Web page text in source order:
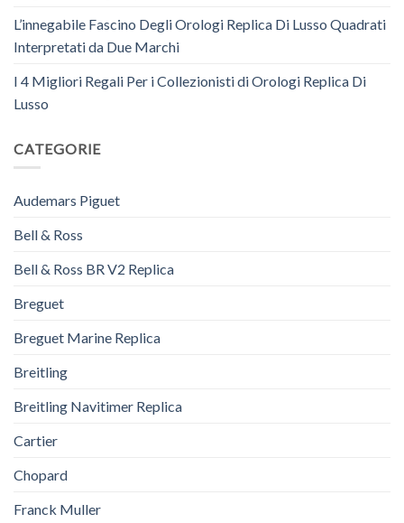
L’innegabile Fascino Degli Orologi Replica Di Lusso Quadrati
Interpretati da Due Marchi
I 4 Migliori Regali Per i Collezionisti di Orologi Replica Di
Lusso
CATEGORIE
Audemars Piguet
Bell & Ross
Bell & Ross BR V2 Replica
Breguet
Breguet Marine Replica
Breitling
Breitling Navitimer Replica
Cartier
Chopard
Franck Muller